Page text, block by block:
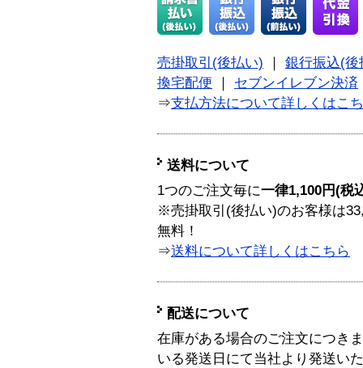
売掛取引(後払い)
銀行振込(後
換宅配便
セブンイレブン決済
⇒支払方法について詳しくはこ
送料について
1つのご注文毎に一律1,100円(税
※売掛取引(後払い)のお客様は
無料！
⇒送料について詳しくはこちら
配送について
在庫がある場合のご注文につき
いる発送日にて当社より発送い